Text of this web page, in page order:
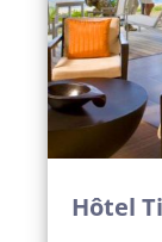
Hôtel